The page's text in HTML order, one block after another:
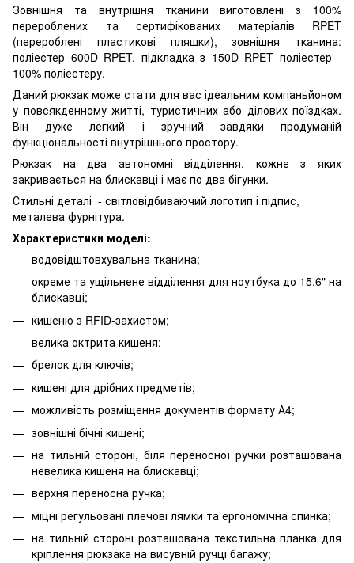
Зовнішня та внутрішня тканини виготовлені з 100%
перероблених та сертифікованих матеріалів RPET
(перероблені пластикові пляшки), зовнішня тканина:
поліестер 600D RPET, підкладка з 150D RPET поліестер -
100% поліестеру.
Даний рюкзак може стати для вас ідеальним компаньйоном
у повсякденному житті, туристичних або ділових поїздках.
Він дуже легкий і зручний завдяки продуманій
функціональності внутрішнього простору.
Рюкзак на два автономні відділення, кожне з яких
закривається на блискавці і має по два бігунки.
Стильні деталі - світловідбиваючий логотип і підпис,
металева фурнітура.
Характеристики моделі:
водовідштовхувальна тканина;
окреме та ущільнене відділення для ноутбука до 15,6" на
блискавці;
кишеню з RFID-захистом;
велика октрита кишеня;
брелок для ключів;
кишені для дрібних предметів;
можливість розміщення документів формату А4;
зовнішні бічні кишені;
на тильній стороні, біля переносної ручки розташована
невелика кишеня на блискавці;
верхня переносна ручка;
міцні регульовані плечові лямки та ергономічна спинка;
на тильній стороні розташована текстильна планка для
кріплення рюкзака на висувній ручці багажу;